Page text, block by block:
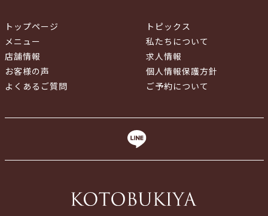
トップページ
メニュー
店舗情報
お客様の声
よくあるご質問
トピックス
私たちについて
求人情報
個人情報保護方針
ご予約について